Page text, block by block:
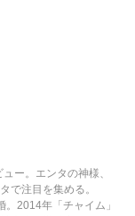
ー。エンタの神様、
で注目を集める。
2014年「チャイム」